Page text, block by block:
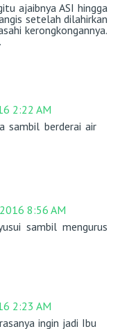
ajaibnya ASI hingga
setelah dilahirkan
kerongkongannya.
2:22 AM
sambil berderai air
8:56 AM
sambil mengurus
2:23 AM
ingin jadi Ibu